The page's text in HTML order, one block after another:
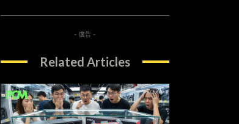
- 廣告 -
Related Articles